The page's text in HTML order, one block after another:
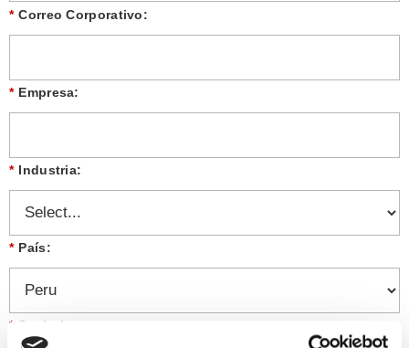
* Correo Corporativo:
* Empresa:
* Industria:
* País:
* Seniority: